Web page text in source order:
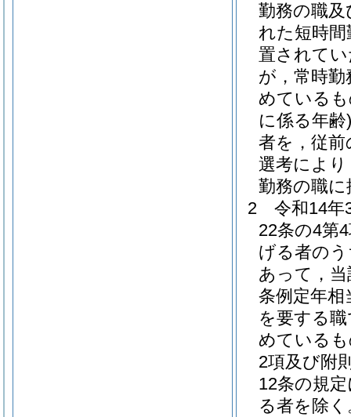
勤務の職
れた短時
置されて
が，常時
めている
に係る年齢)
者を，従
選考によ
勤務の職
2
令和14年
22条の4第
げる者の
あって，
条例定年相
を要する
めている
2項及び附
12条の規
る者を除く